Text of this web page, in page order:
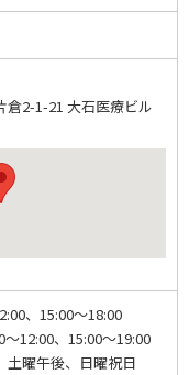
倉2-1-21 大石医療ビル
、15:00～18:00
12:00、15:00～19:00
土曜午後、日曜祝日